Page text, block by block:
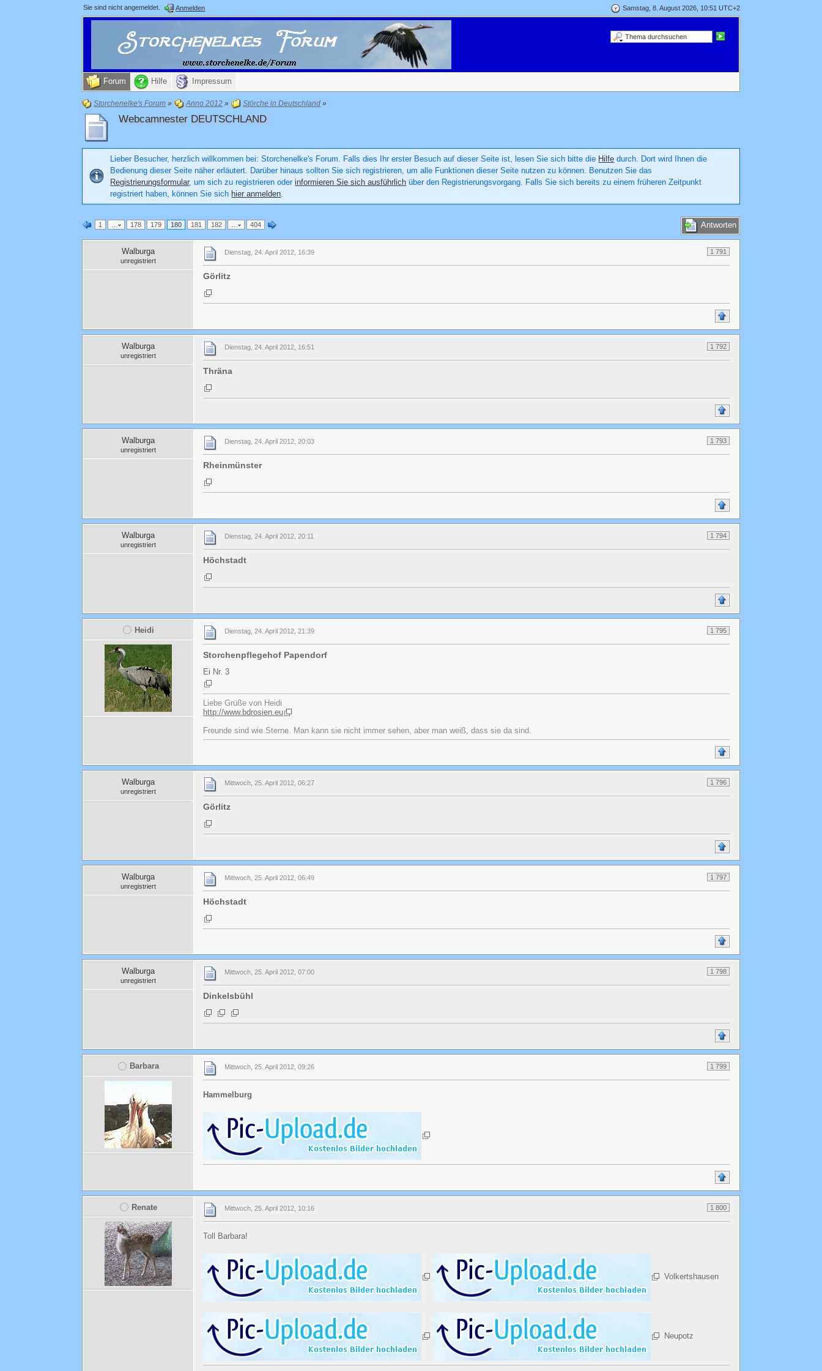
Samstag, 8. August 2026, 10:51 UTC+2
Sie sind nicht angemeldet. Anmelden
Forum Hilfe Impressum
Storchenelke's Forum » Anno 2012 » Störche in Deutschland »
Webcamnester DEUTSCHLAND
Lieber Besucher, herzlich willkommen bei: Storchenelke's Forum. Falls dies Ihr erster Besuch auf dieser Seite ist, lesen Sie sich bitte die Hilfe durch. Dort wird Ihnen die
Bedienung dieser Seite näher erläutert. Darüber hinaus sollten Sie sich registrieren, um alle Funktionen dieser Seite nutzen zu können. Benutzen Sie das
Registrierungsformular, um sich zu registrieren oderinformieren Sie sich ausführlich über den Registrierungsvorgang. Falls Sie sich bereits zu einem früheren Zeitpunkt
registriert haben, können Sie sich hier anmelden.
1 … 178 179 180 181 182 … 404 Antworten
Walburga
unregistriert
1 791
Dienstag, 24. April 2012, 16:39
Görlitz
Walburga
unregistriert
1 792
Dienstag, 24. April 2012, 16:51
Thräna
Walburga
unregistriert
1 793
Dienstag, 24. April 2012, 20:03
Rheinmünster
Walburga
unregistriert
1 794
Dienstag, 24. April 2012, 20:11
Höchstadt
Heidi 1 795
Dienstag, 24. April 2012, 21:39
Storchenpflegehof Papendorf
Ei Nr. 3
Liebe Grüße von Heidi
http://www.bdrosien.eu
Freunde sind wie Sterne. Man kann sie nicht immer sehen, aber man weiß, dass sie da sind.
Walburga
unregistriert
1 796
Mittwoch, 25. April 2012, 06:27
Görlitz
Walburga
unregistriert
1 797
Mittwoch, 25. April 2012, 06:49
Höchstadt
Walburga
unregistriert
1 798
Mittwoch, 25. April 2012, 07:00
Dinkelsbühl
Barbara 1 799
Mittwoch, 25. April 2012, 09:26
Hammelburg
Renate 1 800
Mittwoch, 25. April 2012, 10:16
Toll Barbara!
Volkertshausen
Neupotz